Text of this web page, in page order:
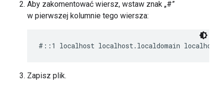
Aby zakomentować wiersz, wstaw znak „#”
w pierwszej kolumnie tego wiersza:
#::1 localhost localhost.localdomain
Zapisz plik.